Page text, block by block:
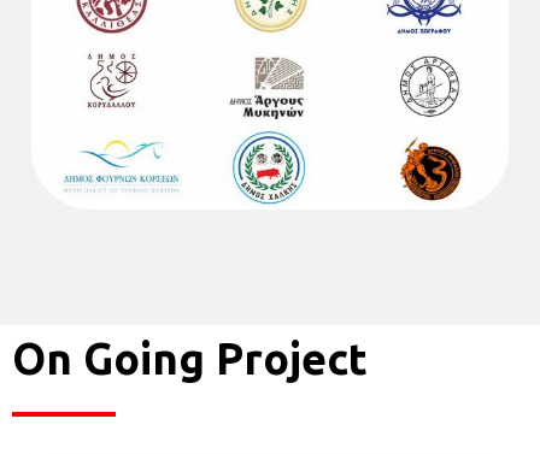
On Going Project